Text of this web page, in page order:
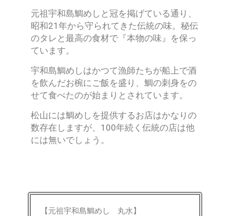
元祖宇和島鯛めしと冠を掲げている通り、
昭和21年から守られてきた伝統の味。秘伝
のタレと最高の食材で『本物の味』を保っ
ています。
宇和島鯛めしはかつて漁師たちが船上で酒
を飲んだお椀にご飯を盛り、鯛の刺身をの
せて食べたのが始まりとされています。
松山には鯛めしを提供するお店はかなりの
数存在しますが、100年続く伝統の店は他
には無いでしょう。
【元祖宇和島鯛めし 丸水】